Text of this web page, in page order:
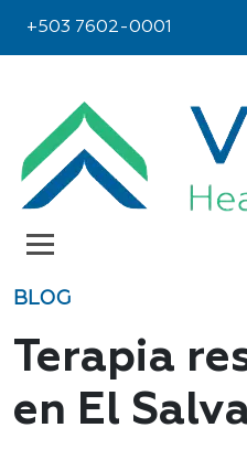
+503 7602-0001
BLOG
Terapia
en El